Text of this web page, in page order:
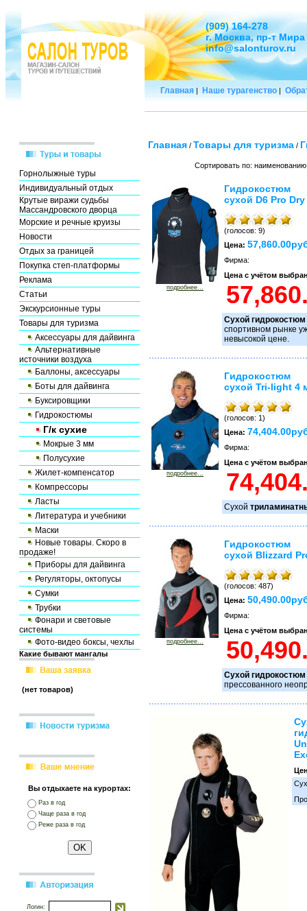
Горнолыжные туры
Индивидуальный отдых
Крутые виражи судьбы
Массандровского дворца
Морские и речные круизы
Новости
Отдых за границей
Покупка степ-платформы
Реклама
Статьи
Экскурсионные туры
Товары для туризма
Аксессуары для дайвинга
Альтернативные
источники воздуха
Баллоны, аксессуары
Боты для дайвинга
Буксировщики
Гидрокостюмы
Г/к сухие
Мокрые 3 мм
Полусухие
Жилет-компенсатор
Компрессоры
Ласты
Литература и учебники
Маски
Новые товары. Скоро в
продаже!
Приборы для дайвинга
Регуляторы, октопусы
Сумки
Трубки
Фонари и световые
системы
Фото-видео боксы, чехлы
Какие бывают мангалы
(нет товаров)
Вы отдыхаете на курортах:
Раз в год
Чаще раза в год
Реже раза в год
Логин:
Главная | Наше турагенство |
Главная / Товары для туризма /
Сортировать по:
подробнее...
Гидрокостюм
сухой D6 Pro Dry
(голосов: 9)
Цена:
Фирма:
Цена с учётом
Сухой гидрокостюм
спортивном рынке
невысокой цене.
подробнее...
Гидрокостюм
сухой Tri-light 4
(голосов: 1)
Цена:
Фирма:
Цена с учётом
Сухой
подробнее...
Гидрокостюм
сухой Blizzard
(голосов: 487)
Цена:
Фирма:
Цена с учётом
Сухой гидрокостюм
прессованного
(909) 164-278
г. Москва, пр-т Мира
info@salonturov.ru